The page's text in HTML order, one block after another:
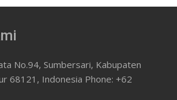
No.94, Sumbersari, Kabupaten
68121, Indonesia Phone: +62